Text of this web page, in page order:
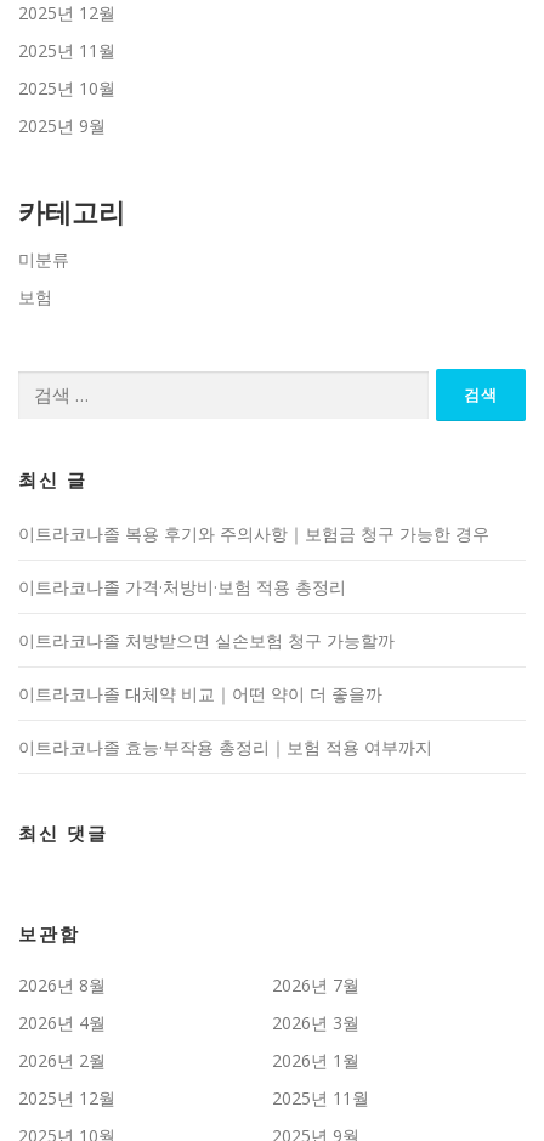
2025년 12월
2025년 11월
2025년 10월
2025년 9월
카테고리
미분류
보험
최신 글
이트라코나졸 복용 후기와 주의사항｜보험금 청구 가능한 경우
이트라코나졸 가격·처방비·보험 적용 총정리
이트라코나졸 처방받으면 실손보험 청구 가능할까
이트라코나졸 대체약 비교｜어떤 약이 더 좋을까
이트라코나졸 효능·부작용 총정리｜보험 적용 여부까지
최신 댓글
보관함
2026년 8월
2026년 7월
2026년 4월
2026년 3월
2026년 2월
2026년 1월
2025년 12월
2025년 11월
2025년 10월
2025년 9월